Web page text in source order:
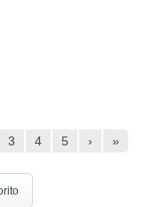
3 4 5 › »